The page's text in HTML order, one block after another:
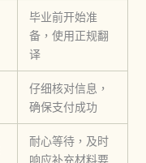
毕业前开始准
备，使用正规翻
译
仔细核对信息，
确保支付成功
耐心等待，及时
响应补充材料要